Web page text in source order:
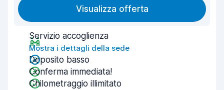
Visualizza offerta
Servizio accoglienza
Mostra i dettagli della sede
Deposito basso
Conferma immediata!
Chilometraggio illimitato